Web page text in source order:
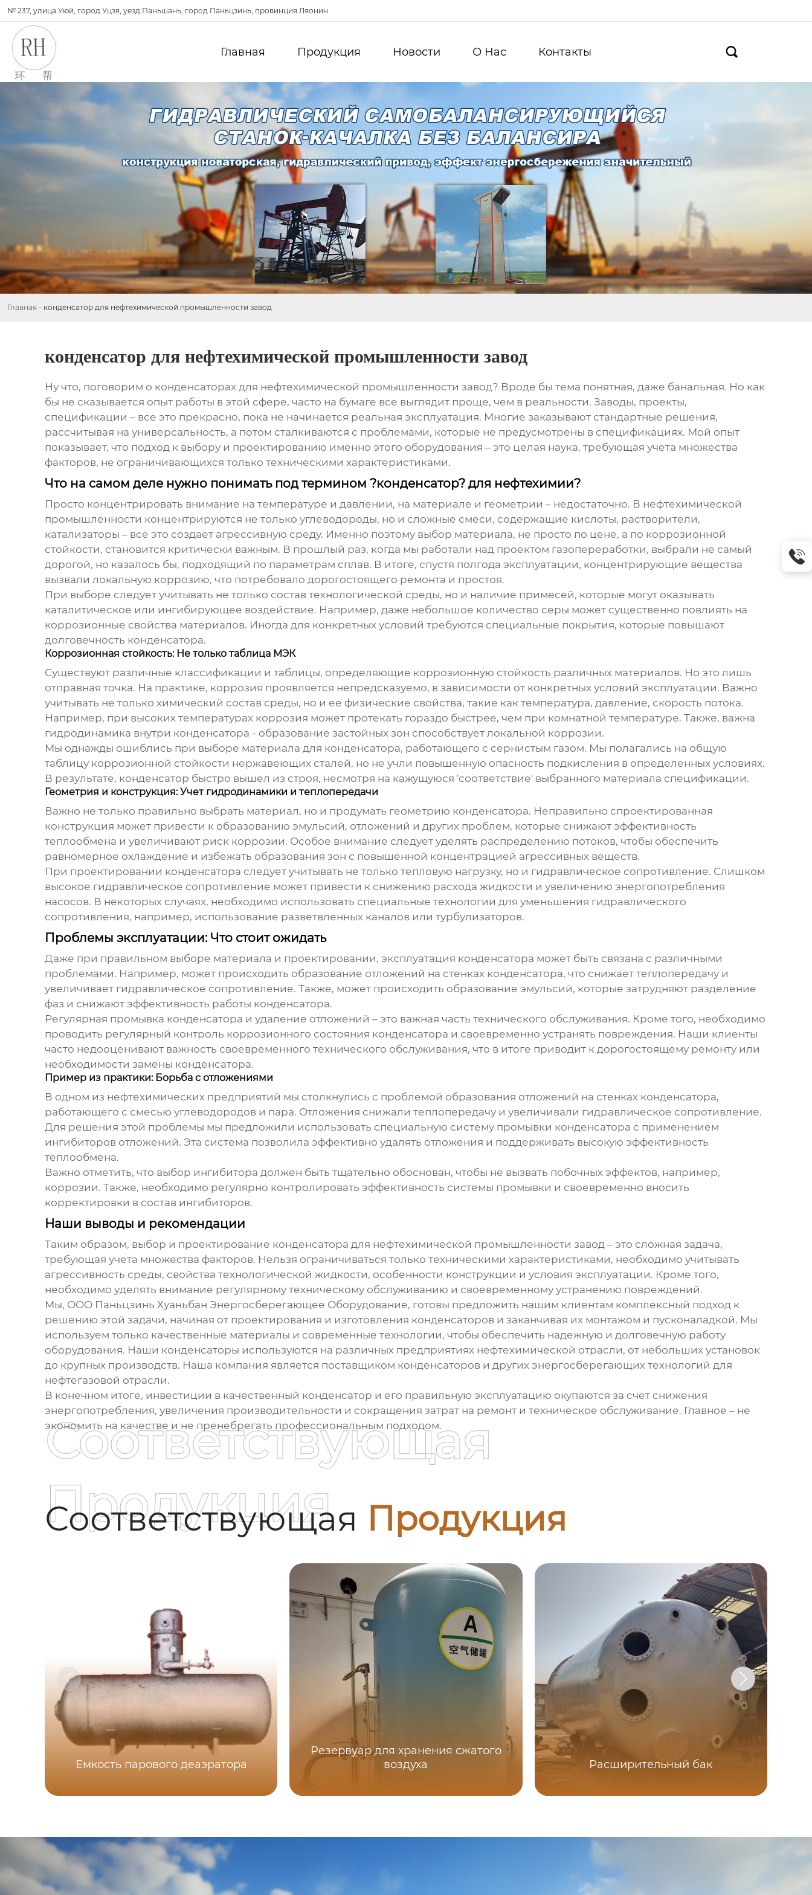
№ 237, улица Уюй, город Уцзя, уезд Паньшань, город Паньцзинь, провинция Ляонин
Главная Продукция Новости О Hас Контакты 
Главная - конденсатор для нефтехимической промышленности завод
конденсатор для нефтехимической промышленности завод
Ну что, поговорим о конденсаторах для нефтехимической промышленности завод? Вроде бы тема понятная, даже банальная. Но как
бы не сказывается опыт работы в этой сфере, часто на бумаге все выглядит проще, чем в реальности. Заводы, проекты,
спецификации – все это прекрасно, пока не начинается реальная эксплуатация. Многие заказывают стандартные решения,
рассчитывая на универсальность, а потом сталкиваются с проблемами, которые не предусмотрены в спецификациях. Мой опыт
показывает, что подход к выбору и проектированию именно этого оборудования – это целая наука, требующая учета множества
факторов, не ограничивающихся только техническими характеристиками.
Что на самом деле нужно понимать под термином ?конденсатор? для нефтехимии?
Просто концентрировать внимание на температуре и давлении, на материале и геометрии – недостаточно. В нефтехимической
промышленности концентрируются не только углеводороды, но и сложные смеси, содержащие кислоты, растворители,
катализаторы – всё это создает агрессивную среду. Именно поэтому выбор материала, не просто по цене, а по коррозионной
стойкости, становится критически важным. В прошлый раз, когда мы работали над проектом газопереработки, выбрали не самый
дорогой, но казалось бы, подходящий по параметрам сплав. В итоге, спустя полгода эксплуатации, концентрирующие вещества
вызвали локальную коррозию, что потребовало дорогостоящего ремонта и простоя.
При выборе следует учитывать не только состав технологической среды, но и наличие примесей, которые могут оказывать
каталитическое или ингибирующее воздействие. Например, даже небольшое количество серы может существенно повлиять на
коррозионные свойства материалов. Иногда для конкретных условий требуются специальные покрытия, которые повышают
долговечность конденсатора.
Коррозионная стойкость: Не только таблица МЭК
Существуют различные классификации и таблицы, определяющие коррозионную стойкость различных материалов. Но это лишь
отправная точка. На практике, коррозия проявляется непредсказуемо, в зависимости от конкретных условий эксплуатации. Важно
учитывать не только химический состав среды, но и ее физические свойства, такие как температура, давление, скорость потока.
Например, при высоких температурах коррозия может протекать гораздо быстрее, чем при комнатной температуре. Также, важна
гидродинамика внутри конденсатора - образование застойных зон способствует локальной коррозии.
Мы однажды ошиблись при выборе материала для конденсатора, работающего с сернистым газом. Мы полагались на общую
таблицу коррозионной стойкости нержавеющих сталей, но не учли повышенную опасность подкисления в определенных условиях.
В результате, конденсатор быстро вышел из строя, несмотря на кажущуюся 'соответствие' выбранного материала спецификации.
Геометрия и конструкция: Учет гидродинамики и теплопередачи
Важно не только правильно выбрать материал, но и продумать геометрию конденсатора. Неправильно спроектированная
конструкция может привести к образованию эмульсий, отложений и других проблем, которые снижают эффективность
теплообмена и увеличивают риск коррозии. Особое внимание следует уделять распределению потоков, чтобы обеспечить
равномерное охлаждение и избежать образования зон с повышенной концентрацией агрессивных веществ.
При проектировании конденсатора следует учитывать не только тепловую нагрузку, но и гидравлическое сопротивление. Слишком
высокое гидравлическое сопротивление может привести к снижению расхода жидкости и увеличению энергопотребления
насосов. В некоторых случаях, необходимо использовать специальные технологии для уменьшения гидравлического
сопротивления, например, использование разветвленных каналов или турбулизаторов.
Проблемы эксплуатации: Что стоит ожидать
Даже при правильном выборе материала и проектировании, эксплуатация конденсатора может быть связана с различными
проблемами. Например, может происходить образование отложений на стенках конденсатора, что снижает теплопередачу и
увеличивает гидравлическое сопротивление. Также, может происходить образование эмульсий, которые затрудняют разделение
фаз и снижают эффективность работы конденсатора.
Регулярная промывка конденсатора и удаление отложений – это важная часть технического обслуживания. Кроме того, необходимо
проводить регулярный контроль коррозионного состояния конденсатора и своевременно устранять повреждения. Наши клиенты
часто недооценивают важность своевременного технического обслуживания, что в итоге приводит к дорогостоящему ремонту или
необходимости замены конденсатора.
Пример из практики: Борьба с отложениями
В одном из нефтехимических предприятий мы столкнулись с проблемой образования отложений на стенках конденсатора,
работающего с смесью углеводородов и пара. Отложения снижали теплопередачу и увеличивали гидравлическое сопротивление.
Для решения этой проблемы мы предложили использовать специальную систему промывки конденсатора с применением
ингибиторов отложений. Эта система позволила эффективно удалять отложения и поддерживать высокую эффективность
теплообмена.
Важно отметить, что выбор ингибитора должен быть тщательно обоснован, чтобы не вызвать побочных эффектов, например,
коррозии. Также, необходимо регулярно контролировать эффективность системы промывки и своевременно вносить
корректировки в состав ингибиторов.
Наши выводы и рекомендации
Таким образом, выбор и проектирование конденсатора для нефтехимической промышленности завод– это сложная задача,
требующая учета множества факторов. Нельзя ограничиваться только техническими характеристиками, необходимо учитывать
агрессивность среды, свойства технологической жидкости, особенности конструкции и условия эксплуатации. Кроме того,
необходимо уделять внимание регулярному техническому обслуживанию и своевременному устранению повреждений.
Мы, ООО Паньцзинь Хуаньбан Энергосберегающее Оборудование, готовы предложить нашим клиентам комплексный подход к
решению этой задачи, начиная от проектирования и изготовления конденсаторови заканчивая их монтажом и пусконаладкой. Мы
используем только качественные материалы и современные технологии, чтобы обеспечить надежную и долговечную работу
оборудования. Наши конденсаторы используются на различных предприятиях нефтехимической отрасли, от небольших установок
до крупных производств. Наша компания является поставщиком конденсаторови других энергосберегающих технологий для
нефтегазовой отрасли.
В конечном итоге, инвестиции в качественный конденсатор и его правильную эксплуатацию окупаются за счет снижения
энергопотребления, увеличения производительности и сокращения затрат на ремонт и техническое обслуживание. Главное – не
экономить на качестве и не пренебрегать профессиональным подходом.
Соответствующая Продукция
Соответствующая
Продукция
Емкость парового деаэратора
Резервуар для хранения сжатого
воздуха
Расширительный бак